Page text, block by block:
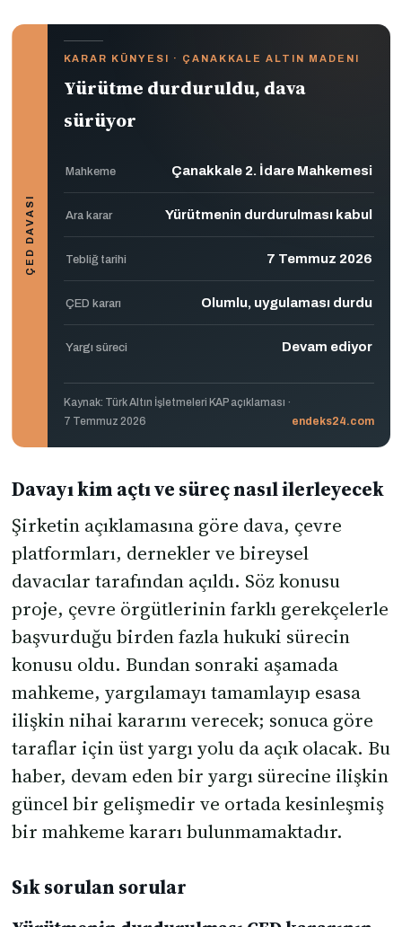
ÇED DAVASI
KARAR KÜNYESI · ÇANAKKALE ALTIN MADENI
Yürütme durduruldu, dava
sürüyor
Mahkeme Çanakkale 2. İdare Mahkemesi
Ara karar Yürütmenin durdurulması kabul
Tebliğ tarihi 7 Temmuz 2026
ÇED kararı Olumlu, uygulaması durdu
Yargı süreci Devam ediyor
Kaynak: Türk Altın İşletmeleri KAP açıklaması ·
7 Temmuz 2026
endeks24.com
Davayı kim açtı ve süreç nasıl ilerleyecek
Şirketin açıklamasına göre dava, çevre
platformları, dernekler ve bireysel
davacılar tarafından açıldı. Söz konusu
proje, çevre örgütlerinin farklı gerekçelerle
başvurduğu birden fazla hukuki sürecin
konusu oldu. Bundan sonraki aşamada
mahkeme, yargılamayı tamamlayıp esasa
ilişkin nihai kararını verecek; sonuca göre
taraflar için üst yargı yolu da açık olacak. Bu
haber, devam eden bir yargı sürecine ilişkin
güncel bir gelişmedir ve ortada kesinleşmiş
bir mahkeme kararı bulunmamaktadır.
Sık sorulan sorular